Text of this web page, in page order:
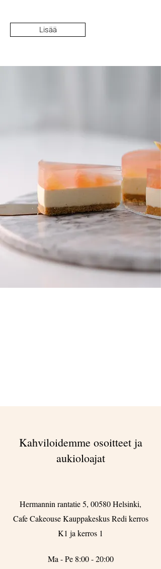
Lisää
Kahviloidemme osoitteet ja
aukioloajat
Hermannin rantatie 5, 00580 Helsinki,
Cafe Cakeouse Kauppakeskus Redi kerros
K1 ja kerros 1
Ma - Pe 8:00 - 20:00